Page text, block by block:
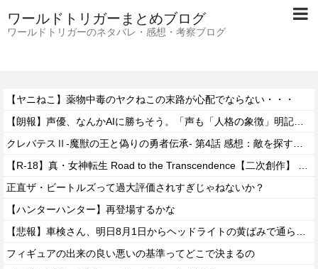
ワールドトリガーまとめブログ
ワールドトリガーのネタバレ・感想・考察ブログ
【ヤニねこ】薬物中毒のヤクねこの末路が心配でならない・・・
正直ザ・ビートルズって過大評価されすぎじゃねないか？
【ハンターハンター】再登場するかな
フィギュアの出来の良い悪いの基準ってどこで決まるの